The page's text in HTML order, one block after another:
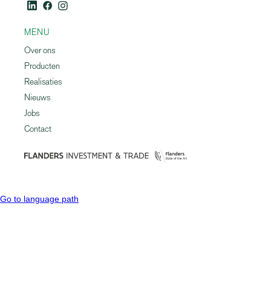
MENU
Over ons
Producten
Realisaties
Nieuws
Jobs
Contact
Go to language path